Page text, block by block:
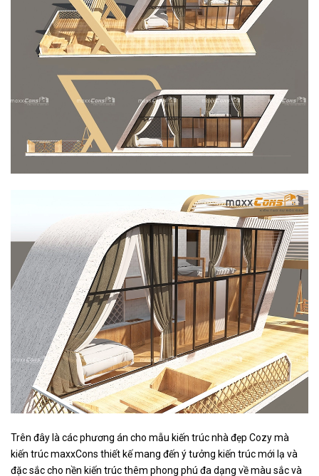
Trên đây là các phương án cho mẫu kiến trúc nhà đẹp Cozy mà
kiến trúc maxxCons thiết kế mang đến ý tưởng kiến trúc mới lạ và
đặc sắc cho nền kiến trúc thêm phong phú đa dạng về màu sắc và